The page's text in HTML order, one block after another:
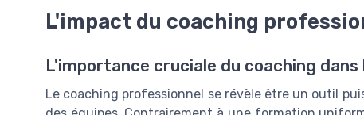
L'impact du coaching
L'importance cruciale du coaching dans
Le coaching professionnel se révèle être un outil